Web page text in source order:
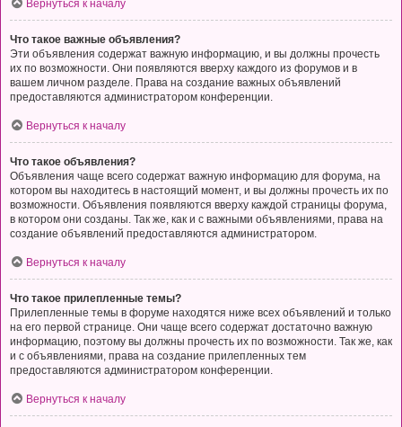
Вернуться к началу
Что такое важные объявления?
Эти объявления содержат важную информацию, и вы должны прочесть
их по возможности. Они появляются вверху каждого из форумов и в
вашем личном разделе. Права на создание важных объявлений
предоставляются администратором конференции.
Вернуться к началу
Что такое объявления?
Объявления чаще всего содержат важную информацию для форума, на
котором вы находитесь в настоящий момент, и вы должны прочесть их по
возможности. Объявления появляются вверху каждой страницы форума,
в котором они созданы. Так же, как и с важными объявлениями, права на
создание объявлений предоставляются администратором.
Вернуться к началу
Что такое прилепленные темы?
Прилепленные темы в форуме находятся ниже всех объявлений и только
на его первой странице. Они чаще всего содержат достаточно важную
информацию, поэтому вы должны прочесть их по возможности. Так же, как
и с объявлениями, права на создание прилепленных тем
предоставляются администратором конференции.
Вернуться к началу